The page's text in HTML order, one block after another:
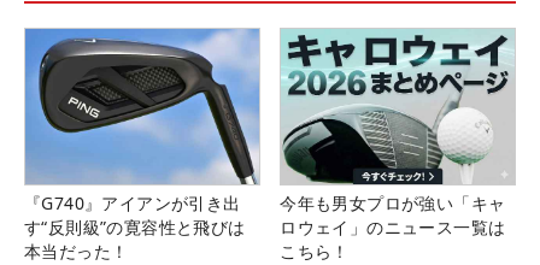
『G740』アイアンが引き出
す“反則級”の寛容性と飛びは
本当だった！
今年も男女プロが強い「キャ
ロウェイ」のニュース一覧は
こちら！